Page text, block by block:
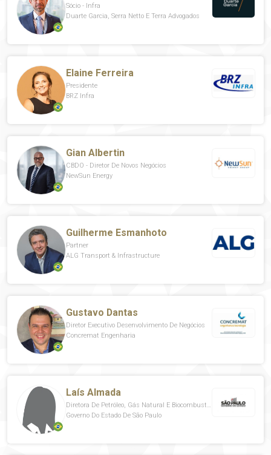
Sócio - Infra
Duarte Garcia, Serra Netto E Terra Advogados
Elaine Ferreira
Presidente
BRZ Infra
Gian Albertin
CBDO - Diretor De Novos Negócios
NewSun Energy
Guilherme Esmanhoto
Partner
ALG Transport & Infrastructure
Gustavo Dantas
Diretor Executivo Desenvolvimento De Negócios
Concremat Engenharia
Laís Almada
Diretora De Petróleo, Gás Natural E Biocombustíveis
Governo Do Estado De São Paulo